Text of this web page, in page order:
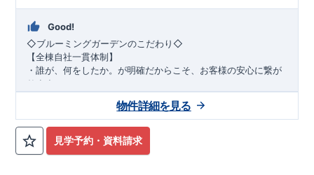
Good!
◇ブルーミングガーデンのこだわり◇
【全棟自社一貫体制】
・誰が、何をしたか。が明確だからこそ、お客様の安心に繋が
ります。
・不要な中間マージンを抑えることで、コストダウンに努めて
います。
【耐震等級3取得】
見学予約・資料請求
物件詳細を見る